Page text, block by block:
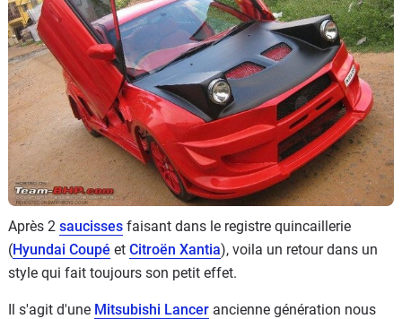
Services
Forum
Moto
Marques
Après 2 saucisses faisant dans le registre quincaillerie
(Hyundai Coupé et Citroën Xantia), voila un retour dans un
style qui fait toujours son petit effet.
Il s'agit d'une Mitsubishi Lancer ancienne génération nous